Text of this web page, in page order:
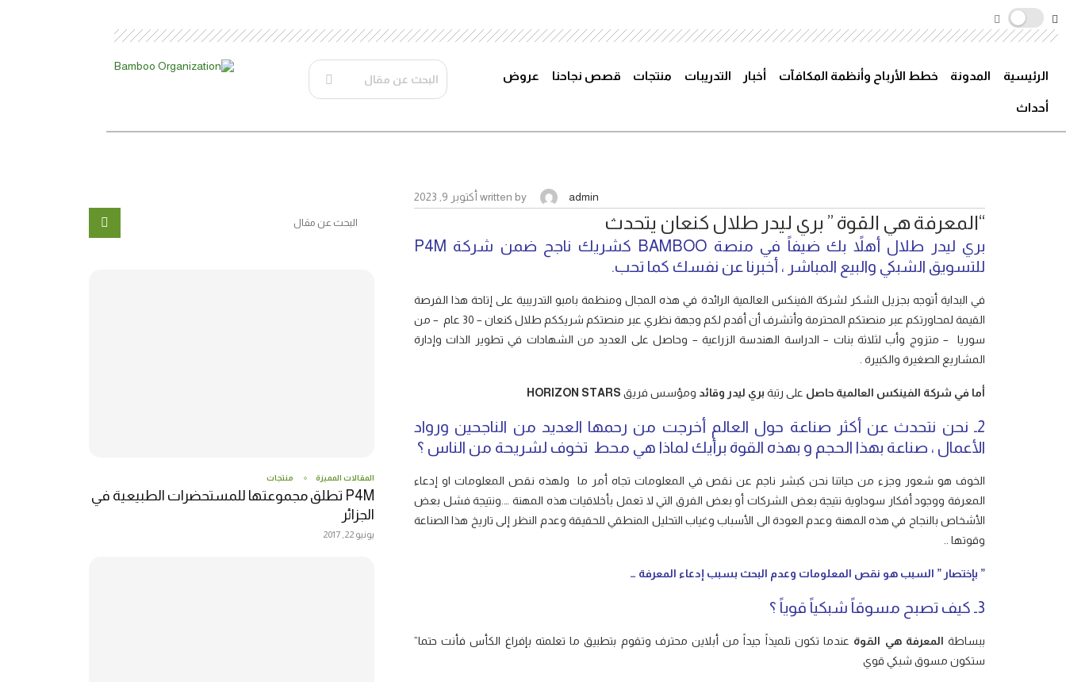
الرئيسية المدونة خطط الأرباح وأنظمة المكافآت أخبار التدريبات منتجات قصص نجاحنا عروض
أحداث
المقالات المميزة منتجات
P4M تطلق مجموعتها للمستحضرات الطبيعية في
الجزائر
يونيو 22, 2017
written by admin أكتوبر 9, 2023
“المعرفة هي القوة ” بري ليدر طلال كنعان يتحدث
بري ليدر طلال أهلاً بك ضيفاً في منصة BAMBOO كشريك ناجح ضمن شركة P4M
للتسويق الشبكي والبيع المباشر ، أخبرنا عن نفسك كما تحب.
في البداية أتوجه بجزيل الشكر لشركة الفينكس العالمية الرائدة في هذه المجال ومنظمة بامبو التدريبية على إتاحة هذا الفرصة
القيمة لمحاورتكم عبر منصتكم المحترمة وأتشرف أن أقدم لكم وجهة نظري عبر منصتكم شريككم طلال كنعان – 30 عام – من
سوريا – متزوج وأب لثلاثة بنات – الدراسة الهندسة الزراعية – وحاصل على العديد من الشهادات في تطوير الذات وإدارة
المشاريع الصغيرة والكبيرة .
أما في شركة الفينكس العالميةحاصل على رتبة بري ليدر وقائد ومؤسس فريق
2ـ نحن نتحدث عن أكثر صناعة حول العالم أخرجت من رحمها العديد من الناجحين ورواد
الأعمال ، صناعة بهذا الحجم و بهذه القوة برأيك لماذا هي محط تخوف لشريحة من الناس ؟
الخوف هو شعور وجزء من حياتنا نحن كبشر ناجم عن نقص في المعلومات تجاه أمر ما ولهذه نقص المعلومات او إدعاء
المعرفة ووجود أفكار سوداوية نتيجة بعض الشركات أو بعض الفرق التي لا تعمل بأخلاقيات هذه المهنة ….ونتيجة فشل بعض
الأشخاص بالنجاح في هذه المهنة وعدم العودة الى الأسباب وغياب التحليل المنطقي للحقيقة وعدم النظر إلى تاريخ هذا الصناعة
وقوتها ..
” بإختصار ” السبب هو نقص المعلومات وعدم البحث بسبب إدعاء المعرفة …
3ـ كيف تصبح مسوقاً شبكياً قوياً ؟
ببساطة المعرفة هي القوة عندما تكون تلميذاً جيداً من أبلاين محترف وتقوم بتطبيق ما تعلمته بإفراغ الكأس فأنت حتما”
ستكون مسوق شبكي قوي